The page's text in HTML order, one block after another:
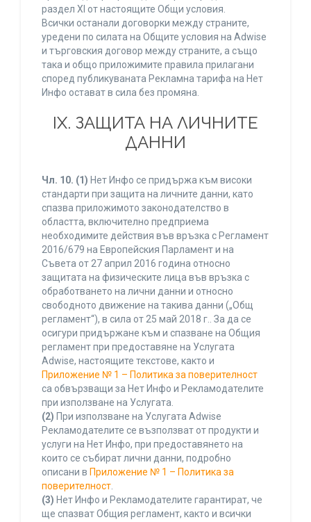
раздел XI от настоящите Общи условия.
Всички останали договорки между страните,
уредени по силата на Общите условия на Adwise
и търговския договор между страните, а също
така и общо приложимите правила прилагани
според публикуваната Рекламна тарифа на Нет
Инфо остават в сила без промяна.
IХ. ЗАЩИТА НА ЛИЧНИТЕ
ДАННИ
Чл. 10. (1) Нет Инфо се придържа към високи
стандарти при защита на личните данни, като
спазва приложимото законодателство в
областта, включително предприема
необходимите действия във връзка с Регламент
2016/679 на Европейския Парламент и на
Съвета от 27 април 2016 година относно
защитата на физическите лица във връзка с
обработването на лични данни и относно
свободното движение на такива данни („Общ
регламент“), в сила от 25 май 2018 г.. За да се
осигури придържане към и спазване на Общия
регламент при предоставяне на Услугата
Adwise, настоящите текстове, както и
Приложение № 1 – Политика за поверителност
са обвързващи за Нет Инфо и Рекламодателите
при използване на Услугата.
(2) При използване на Услугата Adwise
Рекламодателите се възползват от продукти и
услуги на Нет Инфо, при предоставянето на
които се събират лични данни, подробно
описани в Приложение № 1 – Политика за
поверителност.
(3) Нет Инфо и Рекламодателите гарантират, че
ще спазват Общия регламент, както и всички